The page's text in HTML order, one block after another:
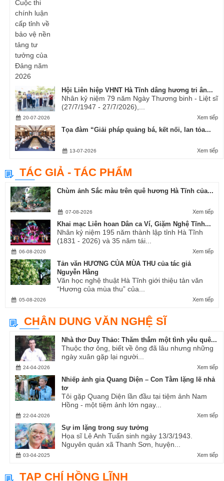
Hội Liên hiệp VHNT Hà Tĩnh dâng hương tri ân...
Nhân kỷ niệm 79 năm Ngày Thương binh - Liệt sĩ
(27/7/1947 - 27/7/2026),...
Xem tiếp
20-07-2026
Tọa đàm “Giải pháp quảng bá, kết nối, lan tỏa...
Xem tiếp
13-07-2026
TÁC GIẢ - TÁC PHẨM
Chùm ảnh Sắc màu trên quê hương Hà Tĩnh của...
Xem tiếp
07-08-2026
Khai mạc Liên hoan Dân ca Ví, Giặm Nghệ Tĩnh...
Nhân kỷ niệm 195 năm thành lập tỉnh Hà Tĩnh
(1831 - 2026) và 35 năm tái...
Xem tiếp
06-08-2026
Tản văn HƯƠNG CỦA MÙA THU của tác giả
Nguyễn Hằng
Văn học nghệ thuật Hà Tĩnh giới thiệu tản văn
“Hương của mùa thu” của...
Xem tiếp
05-08-2026
CHÂN DUNG VĂN NGHỆ SĨ
Nhà thơ Duy Thảo: Thăm thẳm một tình yêu quê...
Thuộc thơ ông, biết về ông đã lâu nhưng những
ngày xuân gặp lại người...
Xem tiếp
24-04-2026
Nhiếp ảnh gia Quang Diện – Con Tằm lặng lẽ nhả
tơ
Tôi gặp Quang Diện lần đầu tại tiệm ảnh Nam
Hồng - một tiệm ảnh lớn ngay...
Xem tiếp
22-04-2026
Sự im lặng trong suy tưởng
Họa sĩ Lê Anh Tuấn sinh ngày 13/3/1943.
Nguyên quán xã Thanh Sơn, huyện...
Xem tiếp
03-04-2025
TẠP CHÍ HỒNG LĨNH